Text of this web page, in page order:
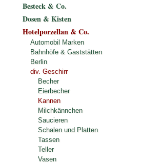
Besteck & Co.
Dosen & Kisten
Hotelporzellan & Co.
Automobil Marken
Bahnhöfe & Gaststätten
Berlin
div. Geschirr
Becher
Eierbecher
Kannen
Milchkännchen
Saucieren
Schalen und Platten
Tassen
Teller
Vasen